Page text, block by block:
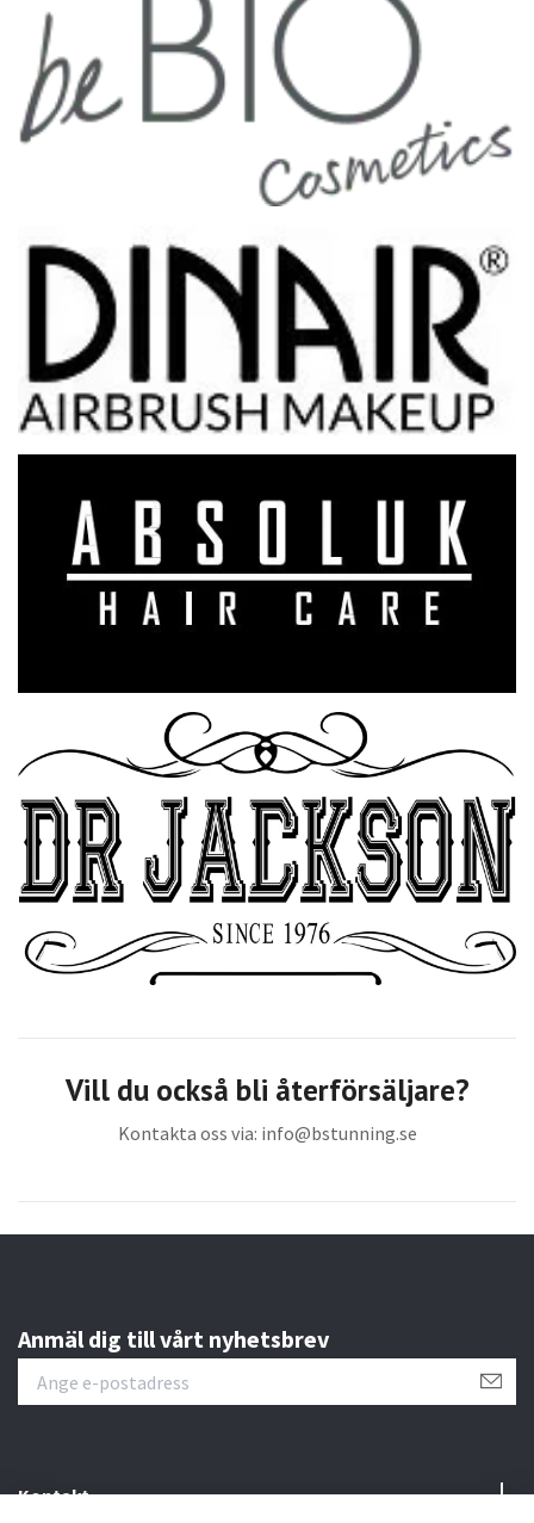
Vill du också bli återförsäljare?
Kontakta oss via: info@bstunning.se
Anmäl dig till vårt nyhetsbrev
Kontakt